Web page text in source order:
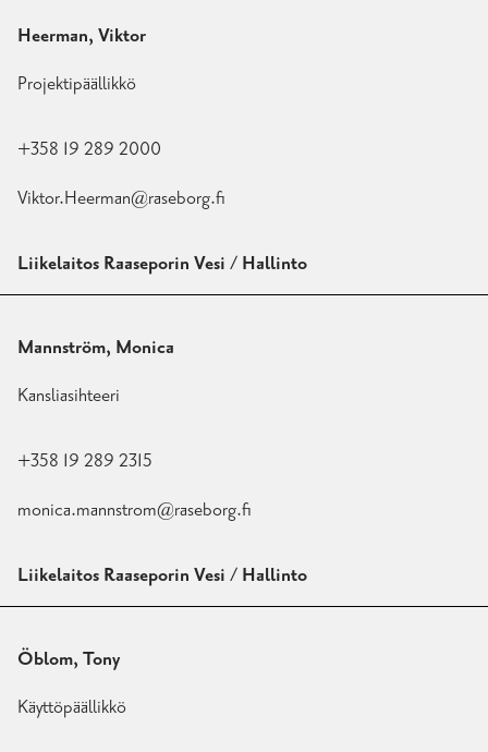
Heerman, Viktor
Projektipäällikkö
+358 19 289 2000
Viktor.Heerman@raseborg.fi
Liikelaitos Raaseporin Vesi / Hallinto
Mannström, Monica
Kansliasihteeri
+358 19 289 2315
monica.mannstrom@raseborg.fi
Liikelaitos Raaseporin Vesi / Hallinto
Öblom, Tony
Käyttöpäällikkö